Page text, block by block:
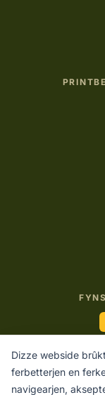
Dizze webside
ferbetterjen en
navigearjen,
“De geast is as in